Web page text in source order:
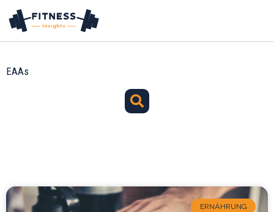
Zum
Inhalt
EAAs
Suche
ERNÄHRUNG